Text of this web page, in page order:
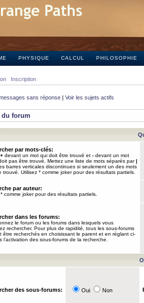
PHYSIQUE CALCUL PHILOSOPHIE
Inscription
sans réponse | Voir les sujets actifs
du forum
par mots-clés:
+ devant un mot qui doit être trouvé et - devant un mot
pas être trouvé. Mettez une liste de mots séparés par|
barres verticales discontinues si seulement un des mots
trouvé. Utilisez * comme joker pour des résultats partiels.
par auteur:
comme joker pour des résultats partiels.
dans les forums:
le forum ou les forums dans lesquels vous
rechercher. Pour plus de rapidité, tous les sous-forums
être recherchés en choisissant le parent et en réglant ci-
l’activation des sous-forums de la recherche.
des sous-forums: Oui Non